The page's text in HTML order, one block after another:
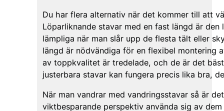
Du har flera alternativ när det kommer till att
Löparliknande stavar med en fast längd är den
lämpliga när man slår upp de flesta tält eller
längd är nödvändiga för en flexibel montering
av toppkvalitet är tredelade, och de är det
justerbara stavar kan fungera precis lika bra,
När man vandrar med vandringsstavar så är
viktbesparande perspektiv använda sig av